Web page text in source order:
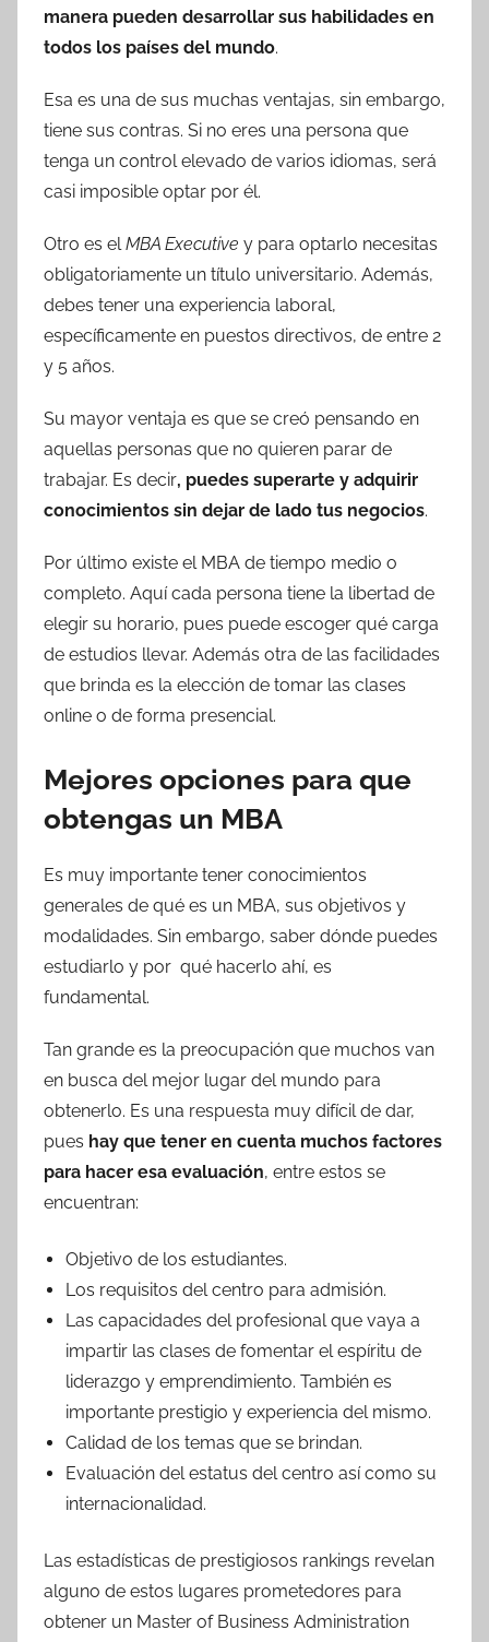
manera pueden desarrollar sus habilidades en
todos los países del mundo.
Esa es una de sus muchas ventajas, sin embargo,
tiene sus contras. Si no eres una persona que
tenga un control elevado de varios idiomas, será
casi imposible optar por él.
Otro es elMBA Executive y para optarlo necesitas
obligatoriamente un título universitario. Además,
debes tener una experiencia laboral,
específicamente en puestos directivos, de entre 2
y 5 años.
Su mayor ventaja es que se creó pensando en
aquellas personas que no quieren parar de
trabajar. Es decir, puedes superarte y adquirir
conocimientos sin dejar de lado tus negocios.
Por último existe el MBA de tiempo medio o
completo. Aquí cada persona tiene la libertad de
elegir su horario, pues puede escoger qué carga
de estudios llevar. Además otra de las facilidades
que brinda es la elección de tomar las clases
online o de forma presencial.
Mejores opciones para que
obtengas un MBA
Es muy importante tener conocimientos
generales de qué es un MBA, sus objetivos y
modalidades. Sin embargo, saber dónde puedes
estudiarlo y por qué hacerlo ahí, es
fundamental.
Tan grande es la preocupación que muchos van
en busca del mejor lugar del mundo para
obtenerlo. Es una respuesta muy difícil de dar,
pues hay que tener en cuenta muchos factores
para hacer esa evaluación, entre estos se
encuentran:
Objetivo de los estudiantes.
Los requisitos del centro para admisión.
Las capacidades del profesional que vaya a
impartir las clases de fomentar el espíritu de
liderazgo y emprendimiento. También es
importante prestigio y experiencia del mismo.
Calidad de los temas que se brindan.
Evaluación del estatus del centro así como su
internacionalidad.
Las estadísticas de prestigiosos rankings revelan
alguno de estos lugares prometedores para
obtener un Master of Business Administration